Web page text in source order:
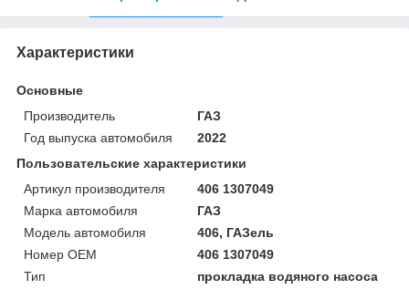
Характеристики
Основные
Производитель
ГАЗ
Год выпуска автомобиля
2022
Пользовательские характеристики
Артикул производителя
406 1307049
Марка автомобиля
ГАЗ
Модель автомобиля
406, ГАЗель
Номер OEM
406 1307049
Тип
прокладка водяного насоса